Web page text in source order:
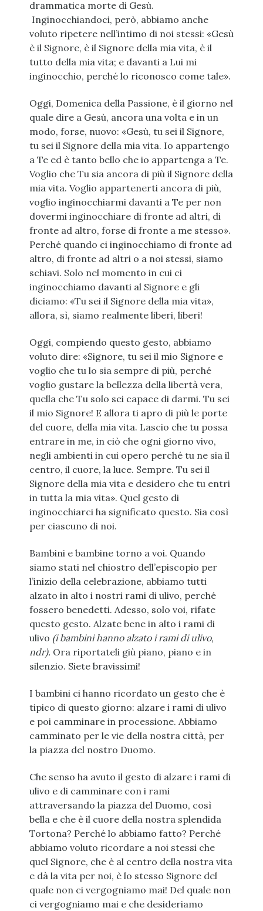
drammatica morte di Gesù.
Inginocchiandoci, però, abbiamo anche
voluto ripetere nell’intimo di noi stessi: «Gesù
è il Signore, è il Signore della mia vita, è il
tutto della mia vita; e davanti a Lui mi
inginocchio, perché lo riconosco come tale».
Oggi, Domenica della Passione, è il giorno nel
quale dire a Gesù, ancora una volta e in un
modo, forse, nuovo: «Gesù, tu sei il Signore,
tu sei il Signore della mia vita. Io appartengo
a Te ed è tanto bello che io appartenga a Te.
Voglio che Tu sia ancora di più il Signore della
mia vita. Voglio appartenerti ancora di più,
voglio inginocchiarmi davanti a Te per non
dovermi inginocchiare di fronte ad altri, di
fronte ad altro, forse di fronte a me stesso».
Perché quando ci inginocchiamo di fronte ad
altro, di fronte ad altri o a noi stessi, siamo
schiavi. Solo nel momento in cui ci
inginocchiamo davanti al Signore e gli
diciamo: «Tu sei il Signore della mia vita»,
allora, sì, siamo realmente liberi, liberi!
Oggi, compiendo questo gesto, abbiamo
voluto dire: «Signore, tu sei il mio Signore e
voglio che tu lo sia sempre di più, perché
voglio gustare la bellezza della libertà vera,
quella che Tu solo sei capace di darmi. Tu sei
il mio Signore! E allora ti apro di più le porte
del cuore, della mia vita. Lascio che tu possa
entrare in me, in ciò che ogni giorno vivo,
negli ambienti in cui opero perché tu ne sia il
centro, il cuore, la luce. Sempre. Tu sei il
Signore della mia vita e desidero che tu entri
in tutta la mia vita». Quel gesto di
inginocchiarci ha significato questo. Sia così
per ciascuno di noi.
Bambini e bambine torno a voi. Quando
siamo stati nel chiostro dell’episcopio per
l’inizio della celebrazione, abbiamo tutti
alzato in alto i nostri rami di ulivo, perché
fossero benedetti. Adesso, solo voi, rifate
questo gesto. Alzate bene in alto i rami di
ulivo (i bambini hanno alzato i rami di ulivo,
ndr). Ora riportateli giù piano, piano e in
silenzio. Siete bravissimi!
I bambini ci hanno ricordato un gesto che è
tipico di questo giorno: alzare i rami di ulivo
e poi camminare in processione. Abbiamo
camminato per le vie della nostra città, per
la piazza del nostro Duomo.
Che senso ha avuto il gesto di alzare i rami di
ulivo e di camminare con i rami
attraversando la piazza del Duomo, così
bella e che è il cuore della nostra splendida
Tortona? Perché lo abbiamo fatto? Perché
abbiamo voluto ricordare a noi stessi che
quel Signore, che è al centro della nostra vita
e dà la vita per noi, è lo stesso Signore del
quale non ci vergogniamo mai! Del quale non
ci vergogniamo mai e che desideriamo